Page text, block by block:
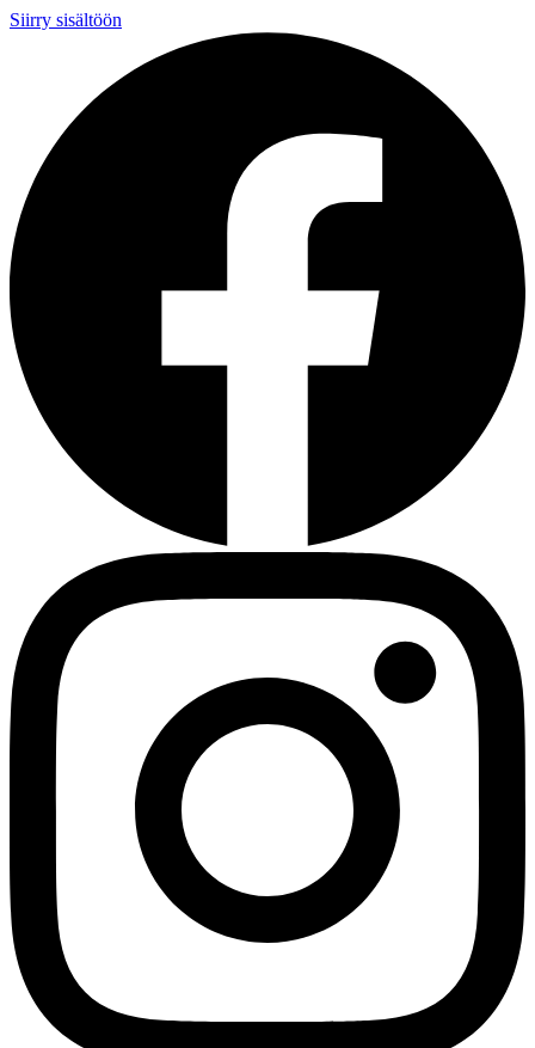
Siirry sisältöön